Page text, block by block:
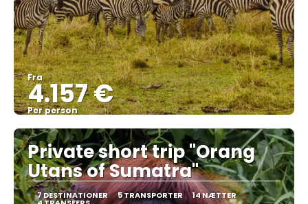
Fra
4.157 €
Per person
Se
Private short trip "Orang
Utans of Sumatra"
7 DESTINATIONER 5 TRANSPORTER 14 NÆTTER